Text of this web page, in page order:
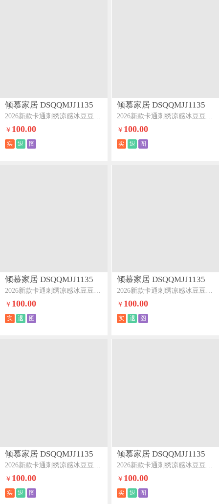
倾慕家居 DSQQMJJ1135
2026新款卡通刺绣凉感冰豆豆凉席系列--床笠款床笠款HELLO小狗
￥ 100.00
实 退 图
倾慕家居 DSQQMJJ1135
2026新款卡通刺绣凉感冰豆豆凉席系列--床笠款床笠款爱心猫咪
￥ 100.00
实 退 图
倾慕家居 DSQQMJJ1135
2026新款卡通刺绣凉感冰豆豆凉席系列--床笠款床笠款西西小狗
￥ 100.00
实 退 图
倾慕家居 DSQQMJJ1135
2026新款卡通刺绣凉感冰豆豆凉席系列--床笠款床笠款企鹅兄弟
￥ 100.00
实 退 图
倾慕家居 DSQQMJJ1135
2026新款卡通刺绣凉感冰豆豆凉席系列--床笠款床笠款黑白小猫
￥ 100.00
实 退 图
倾慕家居 DSQQMJJ1135
2026新款卡通刺绣凉感冰豆豆凉席系列--床笠款床笠款三只小马
￥ 100.00
实 退 图